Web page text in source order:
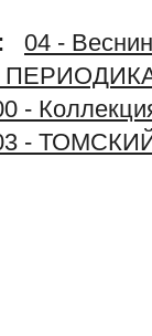
04 -
-
-